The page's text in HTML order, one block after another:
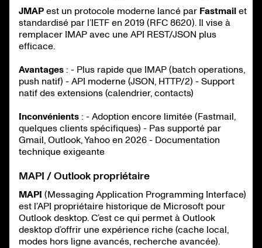
JMAP est un protocole moderne lancé par Fastmail et
standardisé par l’IETF en 2019 (RFC 8620). Il vise à
remplacer IMAP avec une API REST/JSON plus
efficace.
Avantages : - Plus rapide que IMAP (batch operations,
push natif) - API moderne (JSON, HTTP/2) - Support
natif des extensions (calendrier, contacts)
Inconvénients : - Adoption encore limitée (Fastmail,
quelques clients spécifiques) - Pas supporté par
Gmail, Outlook, Yahoo en 2026 - Documentation
technique exigeante
MAPI / Outlook propriétaire
MAPI (Messaging Application Programming Interface)
est l’API propriétaire historique de Microsoft pour
Outlook desktop. C’est ce qui permet à Outlook
desktop d’offrir une expérience riche (cache local,
modes hors ligne avancés, recherche avancée).